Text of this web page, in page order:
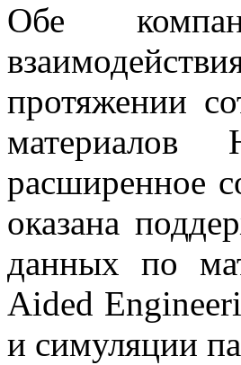
Обе
протяжении
расширенное
оказана
данных по
Aided
и симуляции